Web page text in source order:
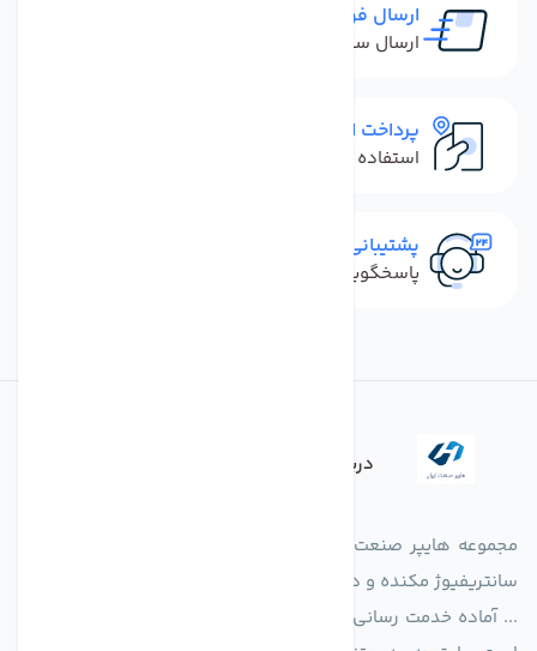
ارسال فوری
ارسال سفارش در کمترین زمان ممکن
پرداخت امن
استفاده از روش‌های پرداخت امن
پشتیبانی سریع
پاسخگویی سریع به تماس‌ها و پیام‌ها
درباره فروشگاه
مجموعه هایپر صنعت ایران در امر تولید و واردات انواع فن های
سانتریفیوژ مکنده و دمنده آکسیال، سقفی، بین کانالی، مرغداری و
... آماده خدمت رسانی به شرکت های تولیدی، صنعتی و ساختمانی